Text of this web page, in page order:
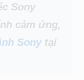
Sony
cảm ứng,
Sonytại